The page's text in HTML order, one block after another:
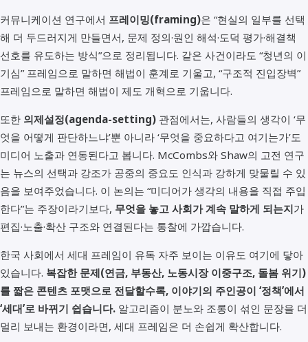
커뮤니케이션 연구에서 프레이밍(framing)은 “현실의 일부를 선택
해 더 두드러지게 만들면서, 문제 정의·원인 해석·도덕 평가·해결책
선호를 유도하는 방식”으로 정리됩니다. 같은 사건이라도 “청년의 이
기심” 프레임으로 말하면 해법이 훈계로 기울고, “구조적 진입장벽”
프레임으로 말하면 해법이 제도 개혁으로 기웁니다.
또한 의제설정(agenda-setting) 관점에서는, 사람들의 생각이 ‘무
엇을 어떻게 판단하느냐’뿐 아니라 ‘무엇을 중요하다고 여기는가’도
미디어 노출과 연동된다고 봅니다. McCombs와 Shaw의 고전 연구
는 뉴스의 선택과 강조가 공중의 중요도 인식과 강하게 맞물릴 수 있
음을 보여주었습니다. 이 논의는 “미디어가 생각의 내용을 직접 주입
한다”는 주장이라기보다, 무엇을 놓고 사회가 계속 말하게 되는지가
편집·노출·확산 구조와 연결된다는 통찰에 가깝습니다.
한국 사회에서 세대 프레임이 유독 자주 보이는 이유도 여기에 닿아
있습니다. 복잡한 문제(연금, 부동산, 노동시장 이중구조, 돌봄 위기)
를 짧은 콘텐츠 포맷으로 전달할수록, 이야기의 주인공이 ‘정책’에서
‘세대’로 바뀌기 쉽습니다. 알고리즘이 분노와 조롱이 섞인 문장을 더
멀리 보내는 환경이라면, 세대 프레임은 더 손쉽게 확산합니다.